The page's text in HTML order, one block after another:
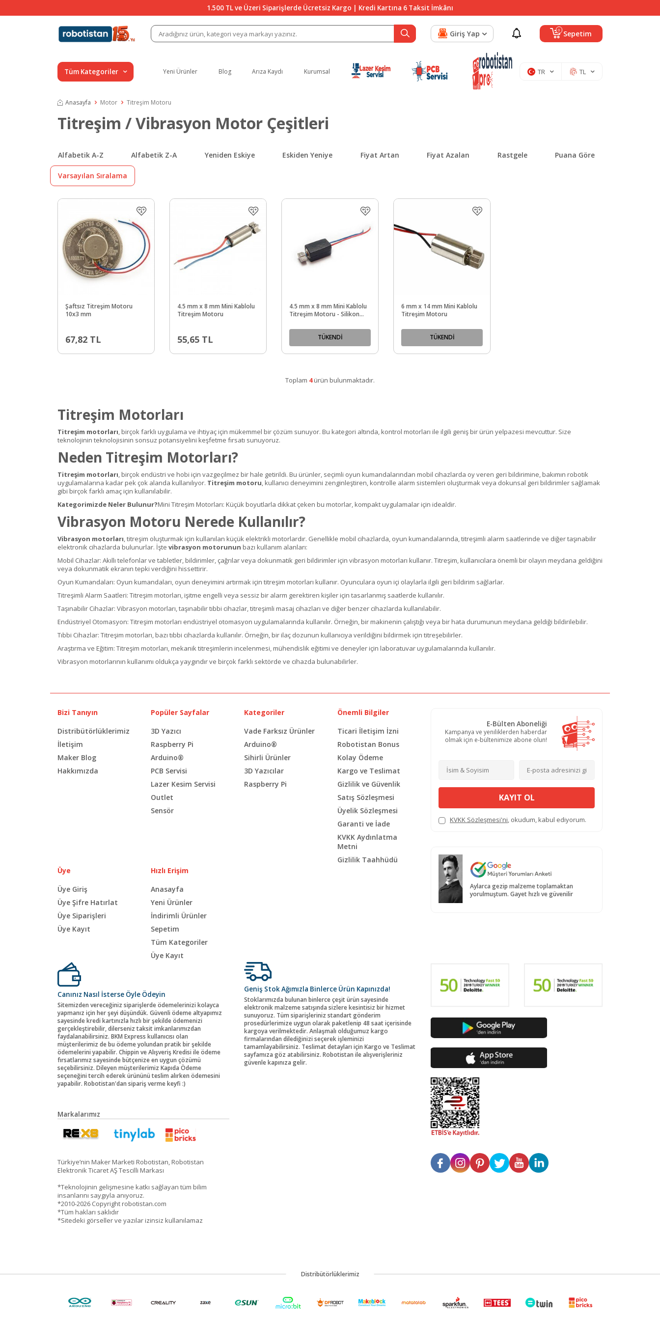
1.500 TL ve Üzeri Siparişlerde Ücretsiz Kargo | Kredi Kartına 6 Taksit İmkânı
0 Sepetim
Giriş Yap
Tüm Kategoriler Yeni Ürünler Blog Arıza Kaydı Kurumsal TR TL
Anasayfa Motor Titreşim Motoru
Titreşim / Vibrasyon Motor Çeşitleri
Alfabetik A-Z Alfabetik Z-A Yeniden Eskiye Eskiden Yeniye Fiyat Artan Fiyat Azalan Rastgele Puana Göre
Varsayılan Sıralama
Şaftsız Titreşim Motoru
10x3 mm
67,82 TL
4.5 mm x 8 mm Mini Kablolu
Titreşim Motoru
55,65 TL
4.5 mm x 8 mm Mini Kablolu
Titreşim Motoru - Silikon
TÜKENDİ
6 mm x 14 mm Mini Kablolu
Titreşim Motoru
TÜKENDİ
Toplam 4ürün bulunmaktadır.
Titreşim Motorları
Titreşim motorları, birçok farklı uygulama ve ihtiyaç için mükemmel bir çözüm sunuyor. Bu kategori altında, kontrol motorları ile ilgili geniş bir ürün yelpazesi mevcuttur. Size
teknolojinin teknolojisinin sonsuz potansiyelini keşfetme fırsatı sunuyoruz.
Neden Titreşim Motorları?
Titreşim motorları, birçok endüstri ve hobi için vazgeçilmez bir hale getirildi. Bu ürünler, seçimli oyun kumandalarından mobil cihazlarda oy veren geri bildirimine, bakımın robotik
uygulamalarına kadar pek çok alanda kullanılıyor. Titreşim motoru, kullanıcı deneyimini zenginleştiren, kontrolle alarm sistemleri oluşturmak veya dokunsal geri bildirimler sağlamak
gibi birçok farklı amaç için kullanılabilir.
Kategorimizde Neler Bulunur?Mini Titreşim Motorları: Küçük boyutlarla dikkat çeken bu motorlar, kompakt uygulamalar için idealdir.
Vibrasyon Motoru Nerede Kullanılır?
Vibrasyon motorları, titreşim oluşturmak için kullanılan küçük elektrikli motorlardır. Genellikle mobil cihazlarda, oyun kumandalarında, titreşimli alarm saatlerinde ve diğer taşınabilir
elektronik cihazlarda bulunurlar. İşte vibrasyon motorunun bazı kullanım alanları:
Mobil Cihazlar: Akıllı telefonlar ve tabletler, bildirimler, çağrılar veya dokunmatik geri bildirimler için vibrasyon motorları kullanır. Titreşim, kullanıcılara önemli bir olayın meydana geldiğini
veya dokunmatik ekranın tepki verdiğini hissettirir.
Oyun Kumandaları: Oyun kumandaları, oyun deneyimini artırmak için titreşim motorları kullanır. Oyunculara oyun içi olaylarla ilgili geri bildirim sağlarlar.
Titreşimli Alarm Saatleri: Titreşim motorları, işitme engelli veya sessiz bir alarm gerektiren kişiler için tasarlanmış saatlerde kullanılır.
Taşınabilir Cihazlar: Vibrasyon motorları, taşınabilir tıbbi cihazlar, titreşimli masaj cihazları ve diğer benzer cihazlarda kullanılabilir.
Endüstriyel Otomasyon: Titreşim motorları endüstriyel otomasyon uygulamalarında kullanılır. Örneğin, bir makinenin çalıştığı veya bir hata durumunun meydana geldiği bildirilebilir.
Tıbbi Cihazlar: Titreşim motorları, bazı tıbbi cihazlarda kullanılır. Örneğin, bir ilaç dozunun kullanıcıya verildiğini bildirmek için titreşebilirler.
Araştırma ve Eğitim: Titreşim motorları, mekanik titreşimlerin incelenmesi, mühendislik eğitimi ve deneyler için laboratuvar uygulamalarında kullanılır.
Vibrasyon motorlarının kullanımı oldukça yaygındır ve birçok farklı sektörde ve cihazda bulunabilirler.
Bizi Tanıyın
Distribütörlüklerimiz
İletişim
Maker Blog
Hakkımızda
Popüler Sayfalar
3D Yazıcı
Raspberry Pi
Arduino®
PCB Servisi
Lazer Kesim Servisi
Outlet
Sensör
Kategoriler
Vade Farksız Ürünler
Arduino®
Sihirli Ürünler
3D Yazıcılar
Raspberry Pi
Önemli Bilgiler
Ticari İletişim İzni
Robotistan Bonus
Kolay Ödeme
Kargo ve Teslimat
Gizlilik ve Güvenlik
Satış Sözleşmesi
Üyelik Sözleşmesi
Garanti ve İade
KVKK Aydınlatma
Metni
Gizlilik Taahhüdü
Üye
Üye Giriş
Üye Şifre Hatırlat
Üye Siparişleri
Üye Kayıt
Hızlı Erişim
Anasayfa
Yeni Ürünler
İndirimli Ürünler
Sepetim
Tüm Kategoriler
Üye Kayıt
E-Bülten Aboneliği
Kampanya ve yeniliklerden haberdar
olmak için e-bültenimize abone olun!
KAYIT OL
KVKK Sözleşmesi'ni, okudum, kabul ediyorum.
Aylarca gezip malzeme toplamaktan
yorulmuştum. Gayet hızlı ve güvenilir
Canınız Nasıl İsterse Öyle Ödeyin
Sitemizden vereceğiniz siparişlerde ödemelerinizi kolayca
yapmanız için her şeyi düşündük. Güvenli ödeme altyapımız
sayesinde kredi kartınızla hızlı bir şekilde ödemenizi
gerçekleştirebilir, dilerseniz taksit imkanlarımızdan
faydalanabilirsiniz. BKM Express kullanıcısı olan
müşterilerimiz de bu ödeme yolundan pratik bir şekilde
ödemelerini yapabilir. Chippin ve Alışveriş Kredisi ile ödeme
fırsatlarımız sayesinde bütçenize en uygun çözümü
seçebilirsiniz. Dileyen müşterilerimiz Kapıda Ödeme
seçeneğini tercih ederek ürününü teslim alırken ödemesini
yapabilir. Robotistan'dan sipariş verme keyfi :)
Geniş Stok Ağımızla Binlerce Ürün Kapınızda!
Stoklarımızda bulunan binlerce çeşit ürün sayesinde
elektronik malzeme satışında sizlere kesintisiz bir hizmet
sunuyoruz. Tüm siparişleriniz standart gönderim
prosedürlerimize uygun olarak paketlenip 48 saat içerisinde
kargoya verilmektedir. Anlaşmalı olduğumuz kargo
firmalarından dilediğinizi seçerek işleminizi
tamamlayabilirsiniz. Teslimat detayları için Kargo ve Teslimat
sayfamıza göz atabilirsiniz. Robotistan ile alışverişleriniz
güvenle kapınıza gelir.
Markalarımız
Türkiye’nin Maker Marketi Robotistan, Robotistan
Elektronik Ticaret AŞ Tescilli Markası
*Teknolojinin gelişmesine katkı sağlayan tüm bilim
insanlarını saygıyla anıyoruz.
*2010-2026 Copyright robotistan.com
*Tüm hakları saklıdır
*Sitedeki görseller ve yazılar izinsiz kullanılamaz
Distribütörlüklerimiz